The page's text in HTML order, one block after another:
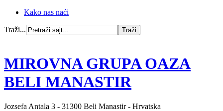
Kako nas naći
Traži...
MIROVNA GRUPA OAZA
BELI MANASTIR
Jozsefa Antala 3 - 31300 Beli Manastir - Hrvatska